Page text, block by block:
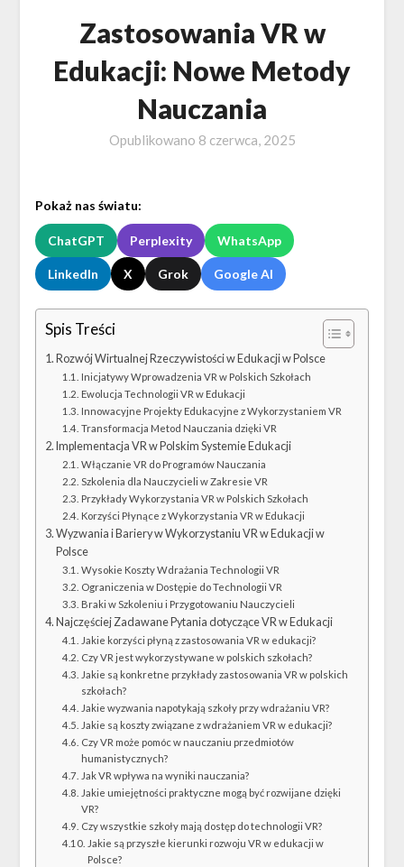
Zastosowania VR w
Edukacji: Nowe Metody
Nauczania
Opublikowano 8 czerwca, 2025
Pokaż nas światu:
ChatGPT Perplexity WhatsApp
LinkedIn X Grok Google AI
Spis Treści
Rozwój Wirtualnej Rzeczywistości w Edukacji w Polsce
Inicjatywy Wprowadzenia VR w Polskich Szkołach
Ewolucja Technologii VR w Edukacji
Innowacyjne Projekty Edukacyjne z Wykorzystaniem VR
Transformacja Metod Nauczania dzięki VR
Implementacja VR w Polskim Systemie Edukacji
Włączanie VR do Programów Nauczania
Szkolenia dla Nauczycieli w Zakresie VR
Przykłady Wykorzystania VR w Polskich Szkołach
Korzyści Płynące z Wykorzystania VR w Edukacji
Wyzwania i Bariery w Wykorzystaniu VR w Edukacji w
Polsce
Wysokie Koszty Wdrażania Technologii VR
Ograniczenia w Dostępie do Technologii VR
Braki w Szkoleniu i Przygotowaniu Nauczycieli
Najczęściej Zadawane Pytania dotyczące VR w Edukacji
Jakie korzyści płyną z zastosowania VR w edukacji?
Czy VR jest wykorzystywane w polskich szkołach?
Jakie są konkretne przykłady zastosowania VR w polskich
szkołach?
Jakie wyzwania napotykają szkoły przy wdrażaniu VR?
Jakie są koszty związane z wdrażaniem VR w edukacji?
Czy VR może pomóc w nauczaniu przedmiotów
humanistycznych?
Jak VR wpływa na wyniki nauczania?
Jakie umiejętności praktyczne mogą być rozwijane dzięki
VR?
Czy wszystkie szkoły mają dostęp do technologii VR?
Jakie są przyszłe kierunki rozwoju VR w edukacji w
Polsce?